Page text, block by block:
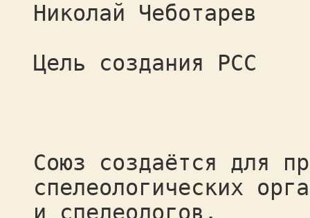
Николай Чеботарев
Цель создания РСС
Союз создаётся для
спелеологических
и спелеологов.